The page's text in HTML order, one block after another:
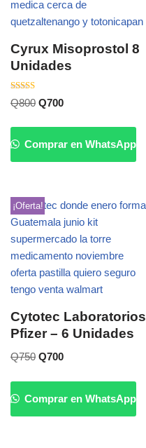
Cyrux Misoprostol 8
Unidades
Valorado
con
Q800 Q700
Comprar en WhatsApp
¡Oferta!
Cytotec Laboratorios
Pfizer – 6 Unidades
Q750 Q700
Comprar en WhatsApp